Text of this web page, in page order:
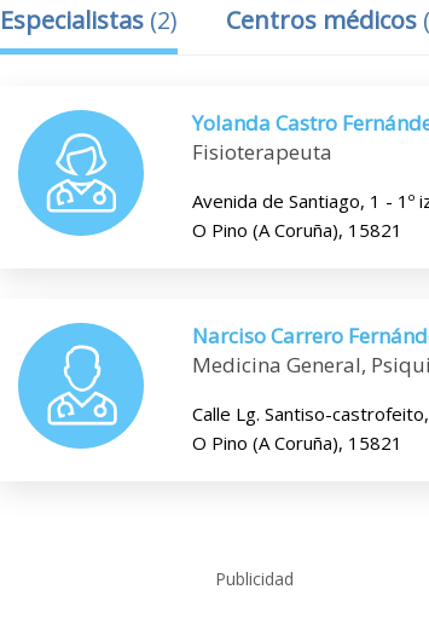
Especialistas (2) Centros médicos (
Yolanda Castro
Fisioterapeuta
Avenida de Santiago, 1 - 1º
O Pino (A Coruña), 15821
Narciso Carrero
Medicina General,
Calle Lg. Santiso-
O Pino (A Coruña), 15821
Publicidad